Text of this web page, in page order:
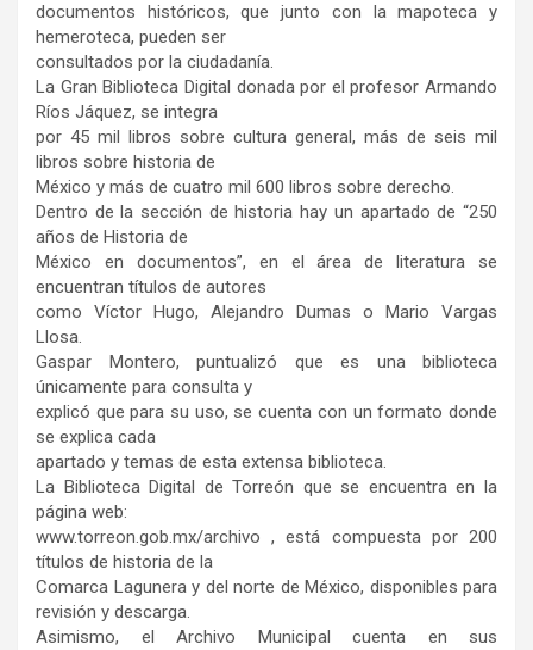
documentos históricos, que junto con la mapoteca y
hemeroteca, pueden ser
consultados por la ciudadanía.
La Gran Biblioteca Digital donada por el profesor Armando
Ríos Jáquez, se integra
por 45 mil libros sobre cultura general, más de seis mil
libros sobre historia de
México y más de cuatro mil 600 libros sobre derecho.
Dentro de la sección de historia hay un apartado de “250
años de Historia de
México en documentos”, en el área de literatura se
encuentran títulos de autores
como Víctor Hugo, Alejandro Dumas o Mario Vargas
Llosa.
Gaspar Montero, puntualizó que es una biblioteca
únicamente para consulta y
explicó que para su uso, se cuenta con un formato donde
se explica cada
apartado y temas de esta extensa biblioteca.
La Biblioteca Digital de Torreón que se encuentra en la
página web:
www.torreon.gob.mx/archivo , está compuesta por 200
títulos de historia de la
Comarca Lagunera y del norte de México, disponibles para
revisión y descarga.
Asimismo, el Archivo Municipal cuenta en sus